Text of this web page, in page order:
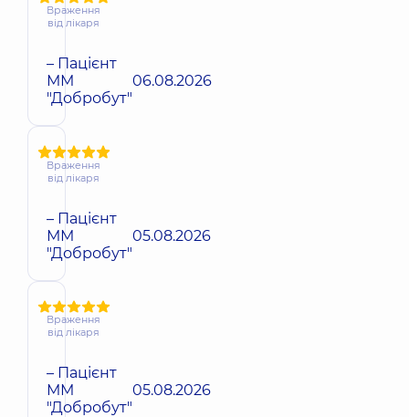
Враження
від лікаря
– Пацієнт
ММ
"Добробут"
06.08.2026
Враження
від лікаря
– Пацієнт
ММ
"Добробут"
05.08.2026
Враження
від лікаря
– Пацієнт
ММ
"Добробут"
05.08.2026